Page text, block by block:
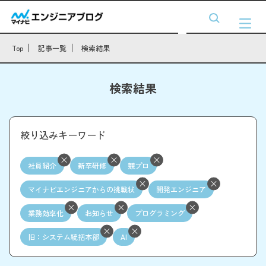
Top 記事一覧 検索結果
検索結果
絞り込みキーワード
社員紹介 新卒研修 競プロ
マイナビエンジニアからの挑戦状 開発エンジニア
業務効率化 お知らせ プログラミング
旧：システム統括本部 AI